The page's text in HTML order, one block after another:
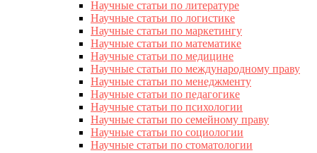
Научные статьи по литературе
Научные статьи по логистике
Научные статьи по маркетингу
Научные статьи по математике
Научные статьи по медицине
Научные статьи по международному праву
Научные статьи по менеджменту
Научные статьи по педагогике
Научные статьи по психологии
Научные статьи по семейному праву
Научные статьи по социологии
Научные статьи по стоматологии